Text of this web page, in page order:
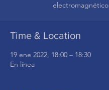
electromagnético
Time & Location
19 ene 2022, 18:00 – 18:30
En línea